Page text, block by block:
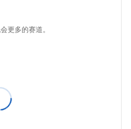
更多的赛道。